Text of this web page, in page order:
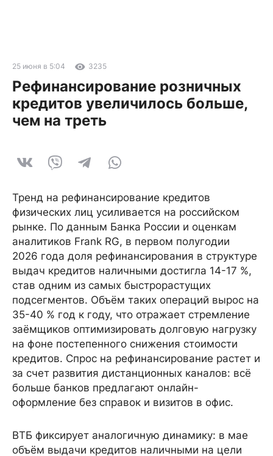
25 июня в 5:04 3235
Рефинансирование розничных
кредитов увеличилось больше,
чем на треть
Тренд на рефинансирование кредитов
физических лиц усиливается на российском
рынке. По данным Банка России и оценкам
аналитиков Frank RG, в первом полугодии
2026 года доля рефинансирования в структуре
выдач кредитов наличными достигла 14-17 %,
став одним из самых быстрорастущих
подсегментов. Объём таких операций вырос на
35-40 % год к году, что отражает стремление
заёмщиков оптимизировать долговую нагрузку
на фоне постепенного снижения стоимости
кредитов. Спрос на рефинансирование растет и
за счет развития дистанционных каналов: всё
больше банков предлагают онлайн-
оформление без справок и визитов в офис.
ВТБ фиксирует аналогичную динамику: в мае
объём выдачи кредитов наличными на цели